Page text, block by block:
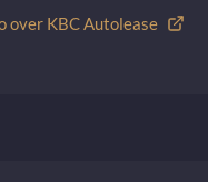
over KBC Autolease